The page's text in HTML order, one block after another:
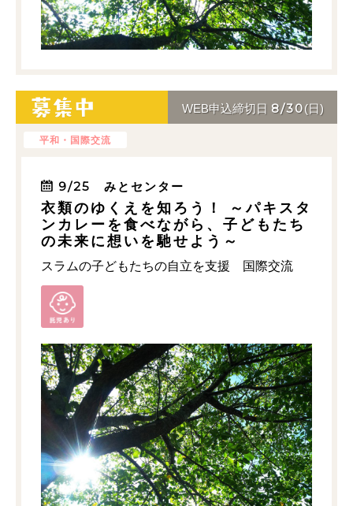
WEB申込締切日 8/30(日)
平和・国際交流
9/25 みとセンター
衣類のゆくえを知ろう！ ～パキスタ
ンカレーを食べながら、子どもたち
の未来に想いを馳せよう～
スラムの子どもたちの自立を支援 国際交流